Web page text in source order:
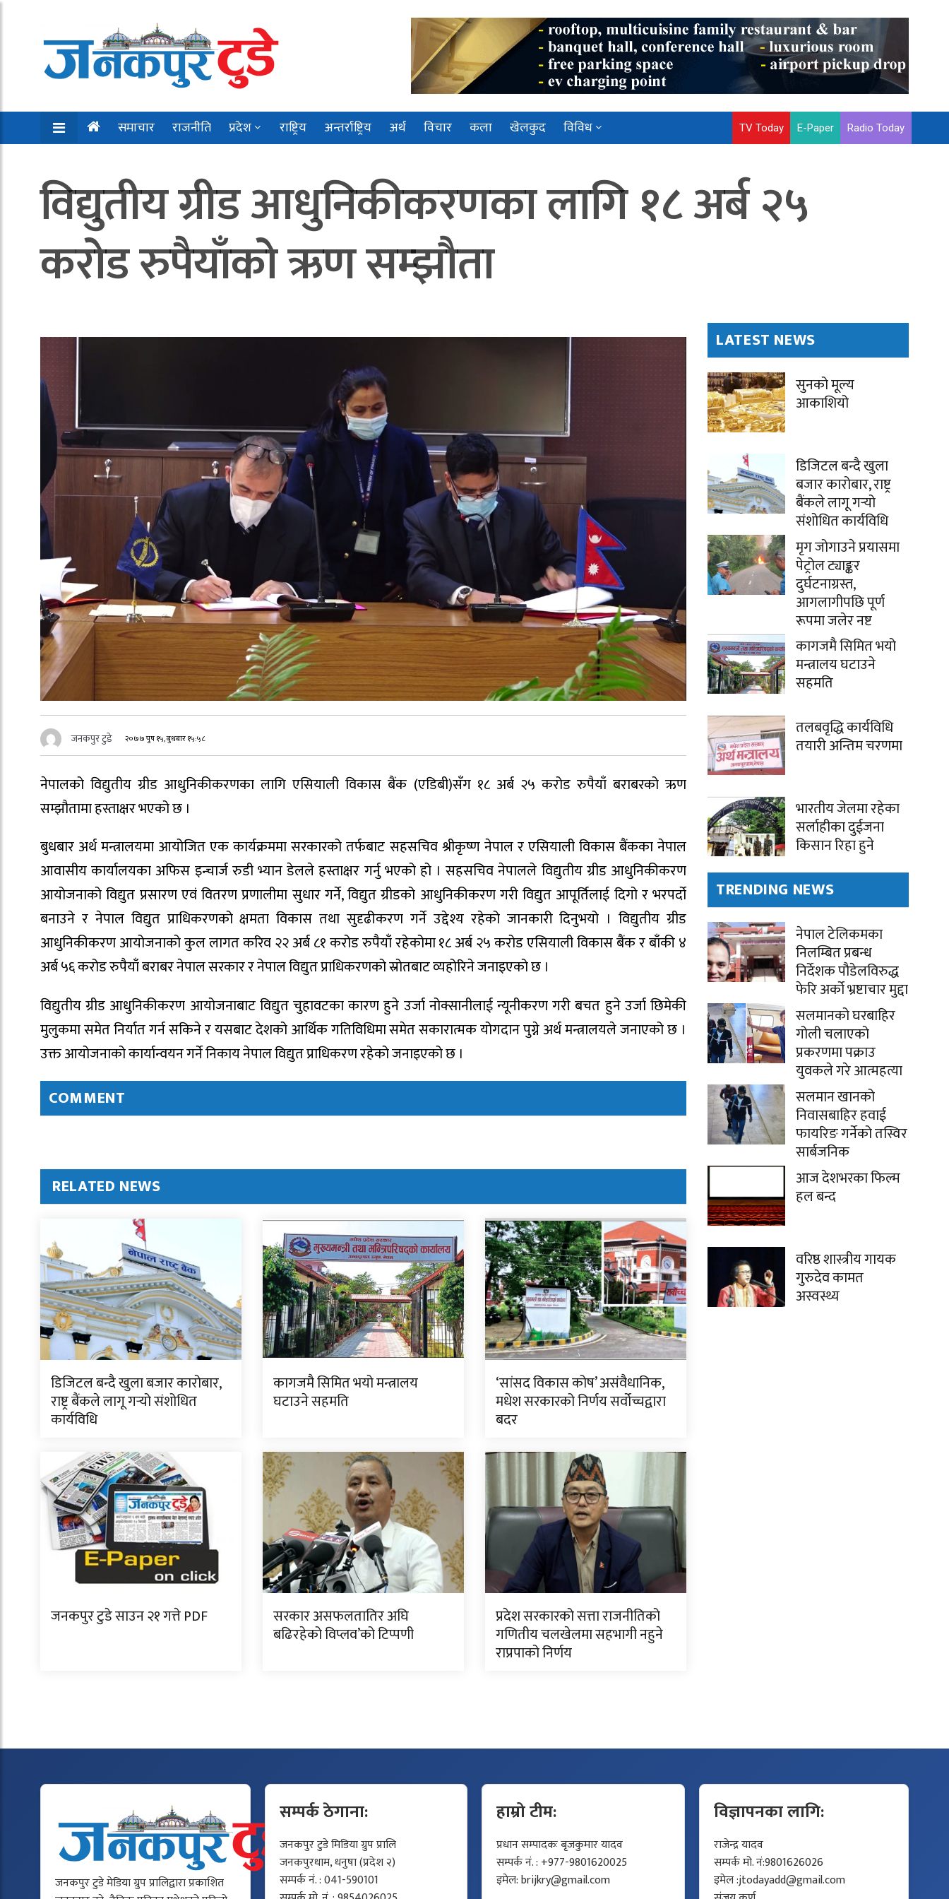
समाचार राजनीति प्रदेश राष्ट्रिय अन्तर्राष्ट्रिय अर्थ विचार कला खेलकुद विविध TV Today E-Paper Radio Today
विद्युतीय ग्रीड आधुनिकीकरणका लागि १८ अर्ब २५
करोड रुपैयाँको ऋण सम्झौता
जनकपुर टुडे २०७७ पुष १५, बुधबार १५:५८
नेपालको विद्युतीय ग्रीड आधुनिकीकरणका लागि एसियाली विकास बैंक (एडिबी)सँग १८ अर्ब २५ करोड रुपैयाँ बराबरको ऋण
सम्झौतामा हस्ताक्षर भएको छ ।
बुधबार अर्थ मन्त्रालयमा आयोजित एक कार्यक्रममा सरकारको तर्फबाट सहसचिव श्रीकृष्ण नेपाल र एसियाली विकास बैंकका नेपाल
आवासीय कार्यालयका अफिस इन्चार्ज रुडी भ्यान डेलले हस्ताक्षर गर्नु भएको हो । सहसचिव नेपालले विद्युतीय ग्रीड आधुनिकीकरण
आयोजनाको विद्युत प्रसारण एवं वितरण प्रणालीमा सुधार गर्ने, विद्युत ग्रीडको आधुनिकीकरण गरी विद्युत आपूर्तिलाई दिगो र भरपर्दो
बनाउने र नेपाल विद्युत प्राधिकरणको क्षमता विकास तथा सुदृढीकरण गर्ने उद्देश्य रहेको जानकारी दिनुभयो । विद्युतीय ग्रीड
आधुनिकीकरण आयोजनाको कुल लागत करिव २२ अर्ब ८१ करोड रुपैयाँ रहेकोमा १८ अर्ब २५ करोड एसियाली विकास बैंक र बाँकी ४
अर्ब ५६ करोड रुपैयाँ बराबर नेपाल सरकार र नेपाल विद्युत प्राधिकरणको स्रोतबाट व्यहोरिने जनाइएको छ ।
विद्युतीय ग्रीड आधुनिकीकरण आयोजनाबाट विद्युत चुहावटका कारण हुने उर्जा नोक्सानीलाई न्यूनीकरण गरी बचत हुने उर्जा छिमेकी
मुलुकमा समेत निर्यात गर्न सकिने र यसबाट देशको आर्थिक गतिविधिमा समेत सकारात्मक योगदान पुग्ने अर्थ मन्त्रालयले जनाएको छ ।
उक्त आयोजनाको कार्यान्वयन गर्ने निकाय नेपाल विद्युत प्राधिकरण रहेको जनाइएको छ ।
COMMENT
RELATED NEWS
डिजिटल बन्दै खुला बजार कारोबार,
राष्ट्र बैंकले लागू गर्‍यो संशोधित
कार्यविधि
कागजमै सिमित भयो मन्त्रालय
घटाउने सहमति
‘सांसद विकास कोष’ असंवैधानिक,
मधेश सरकारको निर्णय सर्वोच्चद्वारा
बदर
जनकपुर टुडे साउन २१ गत्ते PDF सरकार असफलतातिर अघि
बढिरहेको विप्लव’को टिप्पणी
प्रदेश सरकारको सत्ता राजनीतिको
गणितीय चलखेलमा सहभागी नहुने
राप्रपाको निर्णय
LATEST NEWS
सुनको मूल्य
आकाशियो
डिजिटल बन्दै खुला
बजार कारोबार, राष्ट्र
बैंकले लागू गर्‍यो
संशोधित कार्यविधि
मृग जोगाउने प्रयासमा
पेट्रोल ट्याङ्कर
दुर्घटनाग्रस्त,
आगलागीपछि पूर्ण
रूपमा जलेर नष्ट
कागजमै सिमित भयो
मन्त्रालय घटाउने
सहमति
तलबवृद्धि कार्यविधि
तयारी अन्तिम चरणमा
भारतीय जेलमा रहेका
सर्लाहीका दुईजना
किसान रिहा हुने
TRENDING NEWS
नेपाल टेलिकमका
निलम्बित प्रबन्ध
निर्देशक पौडेलविरुद्ध
फेरि अर्को भ्रष्टाचार मुद्दा
सलमानको घरबाहिर
गोली चलाएको
प्रकरणमा पक्राउ
युवकले गरे आत्महत्या
सलमान खानको
निवासबाहिर हवाई
फायरिङ गर्नेको तस्विर
सार्बजनिक
आज देशभरका फिल्म
हल बन्द
वरिष्ठ शास्त्रीय गायक
गुरुदेव कामत
अस्वस्थ्य
जनकपुर टुडे मेडिया ग्रुप प्रालिद्वारा प्रकाशित
सम्पर्क ठेगाना:
जनकपुर टुडे मिडिया ग्रुप प्रालि
जनकपुरधाम, धनुषा (प्रदेश २)
सम्पर्क नं. : 041-590101
हाम्रो टीम:
प्रधान सम्पादकः बृजकुमार यादव
सम्पर्क नं. : +977-9801620025
इमेल:brijkry@gmail.com
विज्ञापनका लागि:
राजेन्द्र यादव
सम्पर्क मो. नं:9801626026
इमेल :jtodayadd@gmail.com